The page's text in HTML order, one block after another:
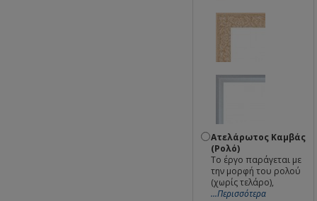
Ατελάρωτος Καμβάς
(Ρολό)
Το έργο παράγεται με
την μορφή του ρολού
(χωρίς τελάρο),
...Περισσότερα